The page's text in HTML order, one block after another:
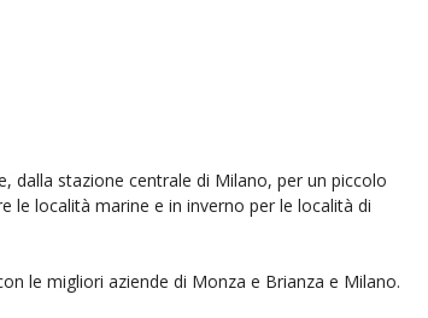
dalla stazione centrale di Milano, per un piccolo
le località marine e in inverno per le località di
le migliori aziende di Monza e Brianza e Milano.